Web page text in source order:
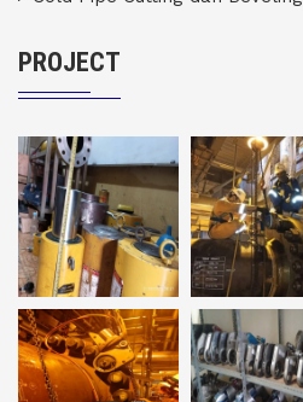
PROJECT